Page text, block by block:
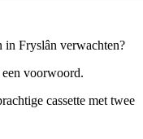
in Fryslân verwachten?
voorwoord.
cassette met twee